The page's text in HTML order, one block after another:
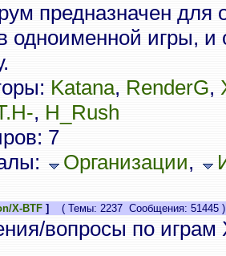
предназначен для
одноименной игры,
Katana, RenderG,
, H_Rush
7
Организации,
X-BTF ] ( Темы: 2237 Сообщения: 51445 )
вопросы по играм